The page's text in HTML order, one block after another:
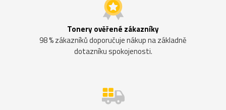
Tonery ověřené zákazníky
98 % zákazníků doporučuje nákup na základně
dotazníku spokojenosti.